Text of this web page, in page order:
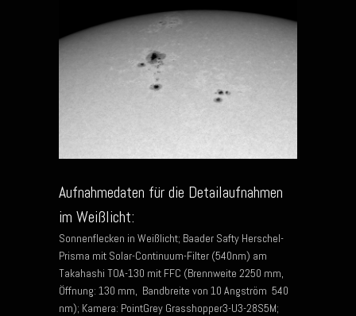
Aufnahmedaten für die Detailaufnahmen
im Weißlicht:
Sonnenflecken in Weißlicht; Baader Safty Herschel-
Prisma mit Solar-Continuum-Filter (540nm) am
Takahashi TOA-130 mit FFC (Brennweite 2250 mm,
Öffnung: 130 mm, Bandbreite von 10 Angström 540
nm); Kamera: PointGrey Grasshopper3-U3-28S5M;